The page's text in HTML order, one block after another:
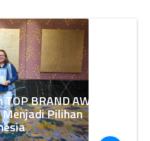
BRAND AWARDS
Pilihan